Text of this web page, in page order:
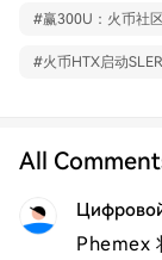
#赢300U：火币社
#火币HTX启动
All
Phemex